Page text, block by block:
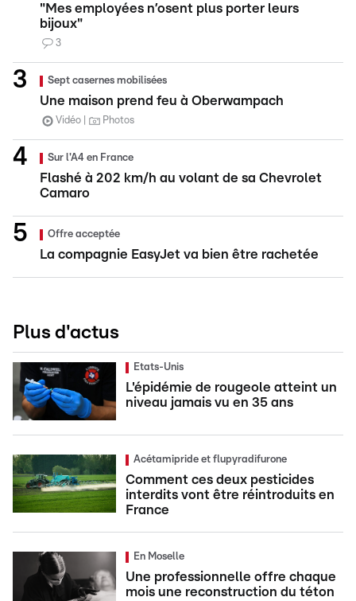
"Mes employées n’osent plus porter leurs
bijoux"
3
Sept casernes mobilisées
Une maison prend feu à Oberwampach
Vidéo Photos
Sur l'A4 en France
Flashé à 202 km/h au volant de sa Chevrolet
Camaro
Offre acceptée
La compagnie EasyJet va bien être rachetée
Plus d'actus
Etats-Unis
L'épidémie de rougeole atteint un
niveau jamais vu en 35 ans
Acétamipride et flupyradifurone
Comment ces deux pesticides
interdits vont être réintroduits en
France
En Moselle
Une professionnelle offre chaque
mois une reconstruction du téton